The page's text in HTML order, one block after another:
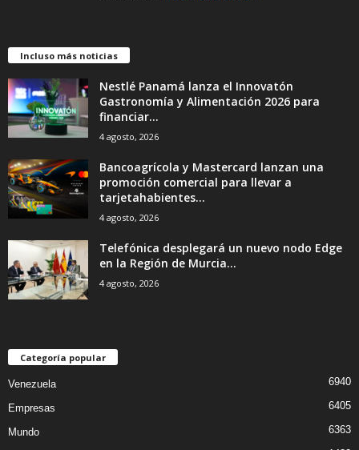
Incluso más noticias
Nestlé Panamá lanza el Innovatón
Gastronomía y Alimentación 2026 para
financiar...
4 agosto, 2026
Bancoagrícola y Mastercard lanzan una
promoción comercial para llevar a
tarjetahabientes...
4 agosto, 2026
Telefónica desplegará un nuevo nodo Edge
en la Región de Murcia...
4 agosto, 2026
Categoría popular
Venezuela 6940
Empresas 6405
Mundo 6363